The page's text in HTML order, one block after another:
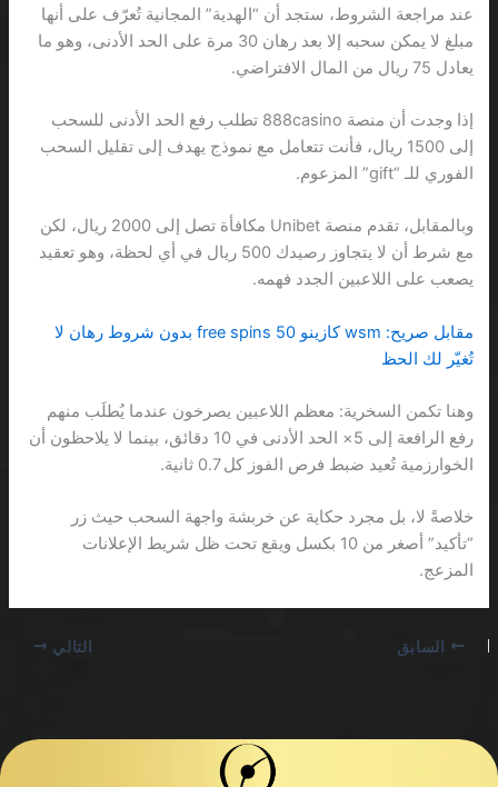
عند مراجعة الشروط، ستجد أن “الهدية” المجانية تُعرّف على أنها
مبلغ لا يمكن سحبه إلا بعد رهان 30 مرة على الحد الأدنى، وهو ما
يعادل 75 ريال من المال الافتراضي.
إذا وجدت أن منصة 888casino تطلب رفع الحد الأدنى للسحب
إلى 1500 ريال، فأنت تتعامل مع نموذج يهدف إلى تقليل السحب
الفوري للـ “gift” المزعوم.
وبالمقابل، تقدم منصة Unibet مكافأة تصل إلى 2000 ريال، لكن
مع شرط أن لا يتجاوز رصيدك 500 ريال في أي لحظة، وهو تعقيد
يصعب على اللاعبين الجدد فهمه.
مقابل صريح: wsm كازينو 50 free spins بدون شروط رهان لا
تُغيّر لك الحظ
وهنا تكمن السخرية: معظم اللاعبين يصرخون عندما يُطلَب منهم
رفع الرافعة إلى 5× الحد الأدنى في 10 دقائق، بينما لا يلاحظون أن
الخوارزمية تُعيد ضبط فرص الفوز كل 0.7 ثانية.
خلاصةً لا، بل مجرد حكاية عن خربشة واجهة السحب حيث زر
“تأكيد” أصغر من 10 بكسل ويقع تحت ظل شريط الإعلانات
المزعج.
السابق التالي